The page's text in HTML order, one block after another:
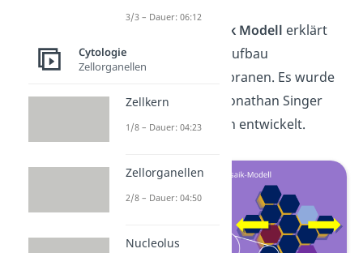
Flüssig Mosaik Modell erklärt
den molekularen Aufbau
biologischer Membranen. Es wurde
1972 von Seymur Jonathan Singer
und Garth Nicolson entwickelt.
3/3 – Dauer: 06:12
Cytologie
Zellorganellen
Zellkern
1/8 – Dauer: 04:23
Zellorganellen
2/8 – Dauer: 04:50
Nucleolus